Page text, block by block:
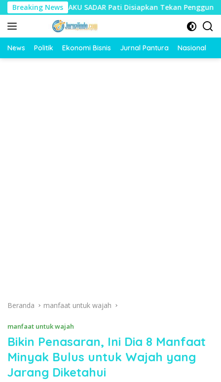
Langsung
ke
konten
Breaking News
AKU SADAR Pati Disiapkan Tekan Penggunaan Motor
News Politik Ekonomi Bisnis Jurnal Pantura Nasional
Beranda manfaat untuk wajah
manfaat untuk wajah
Bikin Penasaran, Ini Dia 8 Manfaat
Minyak Bulus untuk Wajah yang
Jarang Diketahui